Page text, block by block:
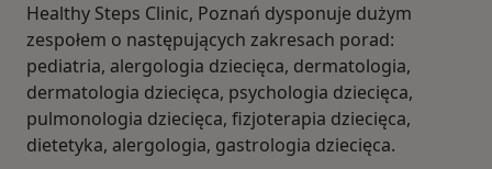
Healthy Steps Clinic, Poznań dysponuje dużym
zespołem o następujących zakresach porad:
pediatria, alergologia dziecięca, dermatologia,
dermatologia dziecięca, psychologia dziecięca,
pulmonologia dziecięca, fizjoterapia dziecięca,
dietetyka, alergologia, gastrologia dziecięca.